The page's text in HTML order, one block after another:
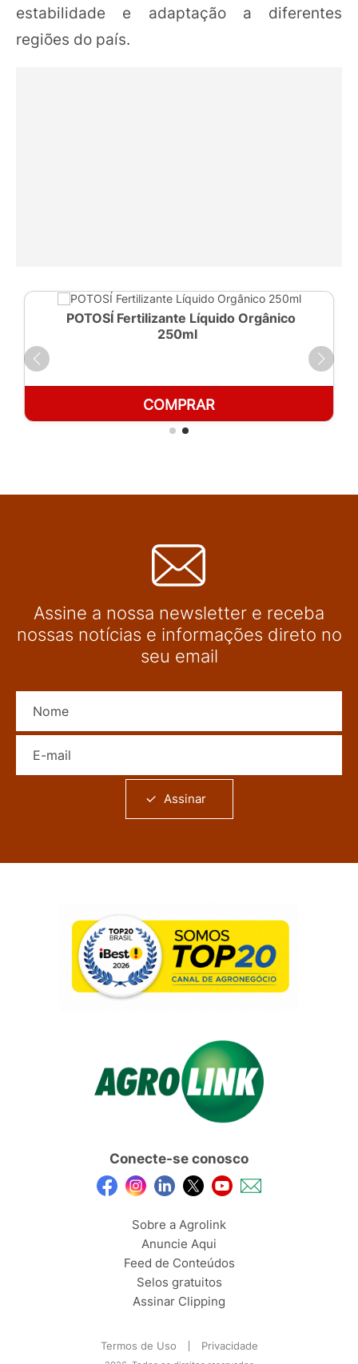
estabilidade e adaptação a diferentes
regiões do país.
POTOSÍ Fertilizante Líquido Orgânico
250ml
COMPRAR
Assine a nossa newsletter e receba
nossas notícias e informações direto no
seu email
Assinar
Conecte-se conosco
Sobre a Agrolink
Anuncie Aqui
Feed de Conteúdos
Selos gratuitos
Assinar Clipping
Termos de Uso Privacidade